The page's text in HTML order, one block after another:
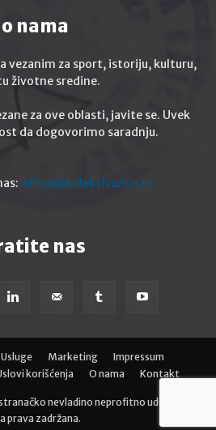
o nama
vezanim za sport, istoriju, kulturu,
životne sredine.
za ove oblasti, javite se. Uvek
da dogovorimo saradnju.
office@kolektivuzice.rs
nas
Usluge Marketing
Impressum
korišćenja O nama Kontakt
nevladino neprofitno udurženje.
prava zadržana.